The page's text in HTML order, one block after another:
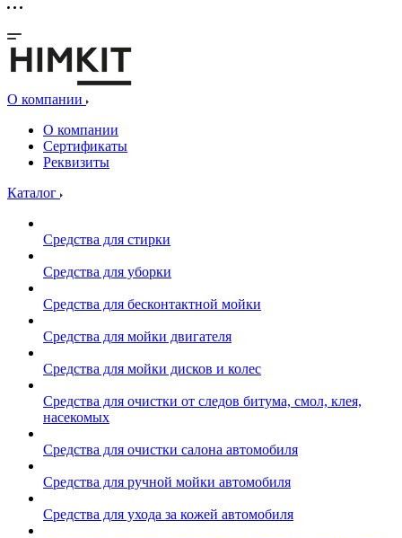
О компании
О компании
Сертификаты
Реквизиты
Каталог
Средства для стирки
Средства для уборки
Средства для бесконтактной мойки
Средства для мойки двигателя
Средства для мойки дисков и колес
Средства для очистки от следов битума, смол, клея,
насекомых
Средства для очистки салона автомобиля
Средства для ручной мойки автомобиля
Средства для ухода за кожей автомобиля